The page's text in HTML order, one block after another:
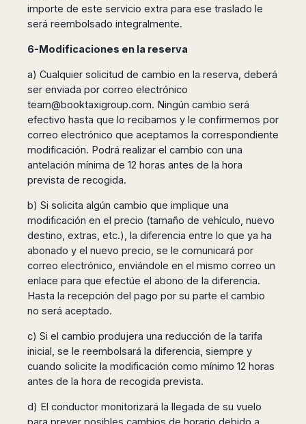
importe de este servicio extra para ese traslado le
será reembolsado integralmente.
6-Modificaciones en la reserva
a) Cualquier solicitud de cambio en la reserva, deberá
ser enviada por correo electrónico
team@booktaxigroup.com. Ningún cambio será
efectivo hasta que lo recibamos y le confirmemos por
correo electrónico que aceptamos la correspondiente
modificación. Podrá realizar el cambio con una
antelación mínima de 12 horas antes de la hora
prevista de recogida.
b) Si solicita algún cambio que implique una
modificación en el precio (tamaño de vehículo, nuevo
destino, extras, etc.), la diferencia entre lo que ya ha
abonado y el nuevo precio, se le comunicará por
correo electrónico, enviándole en el mismo correo un
enlace para que efectúe el abono de la diferencia.
Hasta la recepción del pago por su parte el cambio
no será aceptado.
c) Si el cambio produjera una reducción de la tarifa
inicial, se le reembolsará la diferencia, siempre y
cuando solicite la modificación como mínimo 12 horas
antes de la hora de recogida prevista.
d) El conductor monitorizará la llegada de su vuelo
para prever posibles cambios de horario debido a